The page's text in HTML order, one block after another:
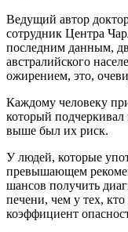
Ведущий автор
сотрудник Центра
последним данным,
австралийского
ожирением, это,
Каждому человеку
который
выше был их риск.
У людей, которые
превышающем
шансов получить
печени, чем у тех,
коэффициент